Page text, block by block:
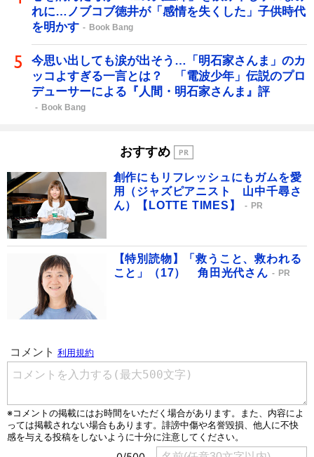
れに…ノブコブ徳井が「感情を失くした」子供時代
を明かす
Book Bang
今思い出しても涙が出そう…「明石家さんま」のカ
ッコよすぎる一言とは？ 「電波少年」伝説のプロ
デューサーによる『人間・明石家さんま』評
Book Bang
おすすめ
創作にもリフレッシュにもガムを愛
用（ジャズピアニスト 山中千尋さ
ん）【LOTTE TIMES】
PR
【特別読物】「救うこと、救われる
こと」（17） 角田光代さん
PR